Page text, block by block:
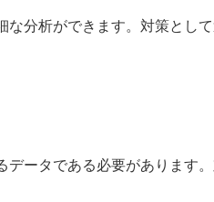
分析ができます。対策として
ータである必要があります。